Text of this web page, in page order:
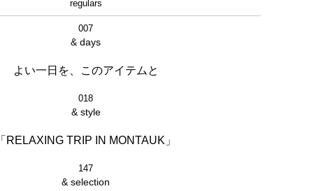
regulars
007
& days
よい一日を、このアイテムと
018
& style
「RELAXING TRIP IN MONTAUK」
147
& selection